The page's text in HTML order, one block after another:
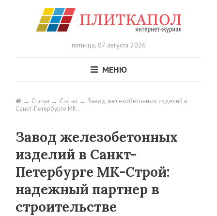
пятница,07 августа 2026
МЕНЮ
Статьи Статьи
Завод железобетонных изделий в
Санкт-Петербурге МК…
Завод железобетонных
изделий в Санкт-
Петербурге МК-Строй:
надежный партнер в
строительстве